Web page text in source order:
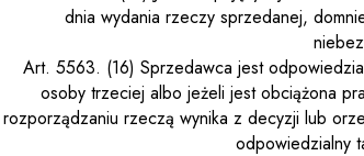
dnia wydania rzeczy sprzedanej,
Art. 5563. (16) Sprzedawca jest
osoby trzeciej albo jeżeli jest obciążona
rozporządzaniu rzeczą wynika z decyzji lub
odpowiedzialny